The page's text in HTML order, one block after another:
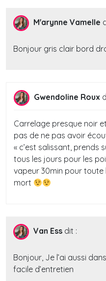
M'arynne Vamelle
Bonjour gris clair bord
Gwendoline Roux
Carrelage presque noir
pas de ne pas avoir
« c’est salissant, prends
tous les jours pour les
vapeur 30min pour toute
mort
Van Ess dit :
Bonjour, Je l’ai aussi
facile d’entretien